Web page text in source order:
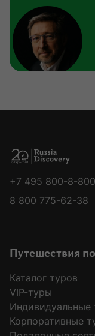
+7 495 800-8-800
8 800 775-62-38
Путешествия
Каталог туров
VIP-туры
Индивидуальные
Корпоративные